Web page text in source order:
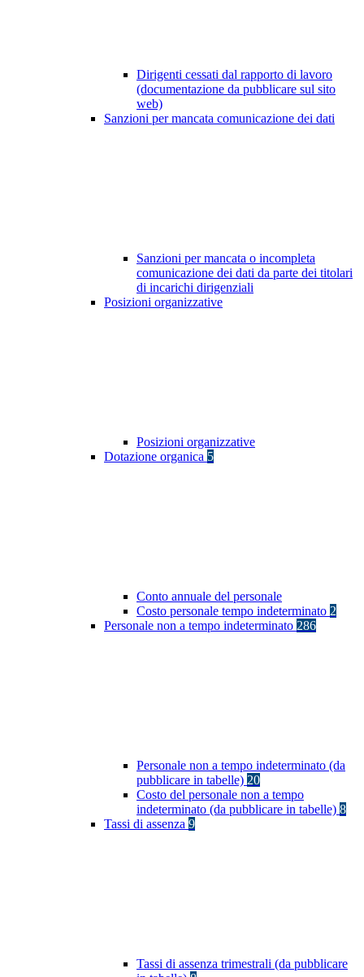
Dirigenti cessati dal rapporto di lavoro
(documentazione da pubblicare sul sito
web)
Sanzioni per mancata comunicazione dei dati
Sanzioni per mancata o incompleta
comunicazione dei dati da parte dei titolari
di incarichi dirigenziali
Posizioni organizzative
Posizioni organizzative
Dotazione organica 5
Conto annuale del personale
Costo personale tempo indeterminato 2
Personale non a tempo indeterminato 286
Personale non a tempo indeterminato (da
pubblicare in tabelle) 20
Costo del personale non a tempo
indeterminato (da pubblicare in tabelle) 8
Tassi di assenza 9
Tassi di assenza trimestrali (da pubblicare